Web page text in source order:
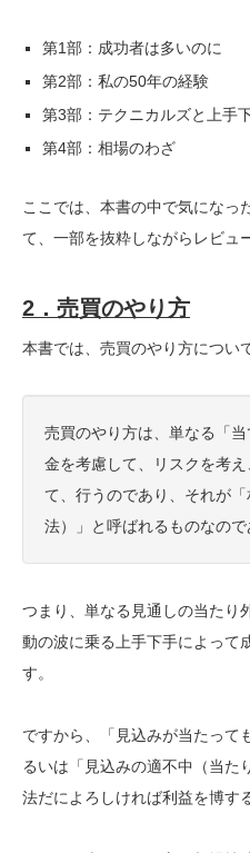
第1部：成功者は多いのに
第2部：私の50年の経験
第3部：テクニカルズと上手
第4部：相場のわざ
ここでは、本書の中で気になっ
て、一部を抜粋しながらレビュ
2．売買のやり方
本書では、売買のやり方につい
売買のやり方は、単なる「
金を考慮して、リスクを考
て、行うのであり、それが
法）」と呼ばれるものなので
つまり、単なる見通しの当たり
動の波に乗る上手下手によって
す。
ですから、「見込みが当たって
るいは「見込みの適不中（当た
法だによろしければ利益を博す